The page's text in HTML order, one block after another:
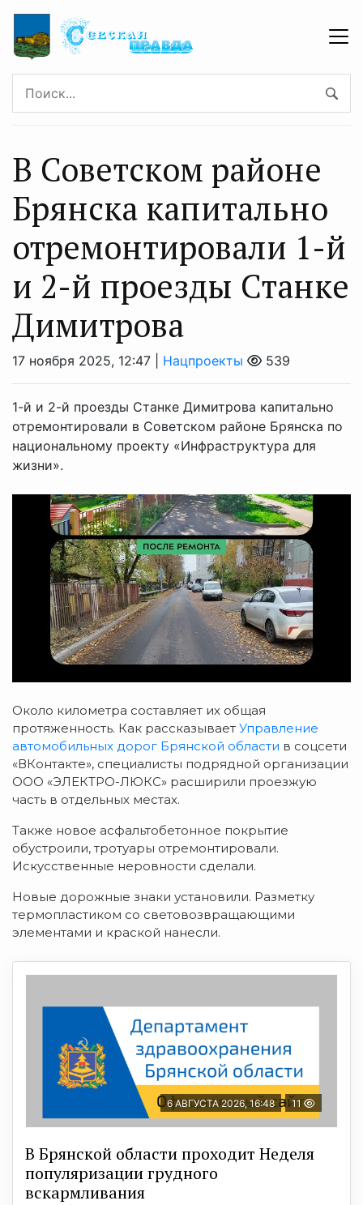
В Советском районе
Брянска капитально
отремонтировали 1-й
и 2-й проезды Станке
Димитрова
17 ноября 2025, 12:47 | Нацпроекты 539
1-й и 2-й проезды Станке Димитрова капитально
отремонтировали в Советском районе Брянска по
национальному проекту «Инфраструктура для
жизни».
Около километра составляет их общая
протяженность. Как рассказывает Управление
автомобильных дорог Брянской области в соцсети
«ВКонтакте», специалисты подрядной организации
ООО «ЭЛЕКТРО-ЛЮКС» расширили проезжую
часть в отдельных местах.
Также новое асфальтобетонное покрытие
обустроили, тротуары отремонтировали.
Искусственные неровности сделали.
Новые дорожные знаки установили. Разметку
термопластиком со световозвращающими
элементами и краской нанесли.
6 АВГУСТА 2026, 16:48 11
В Брянской области проходит Неделя
популяризации грудного
вскармливания